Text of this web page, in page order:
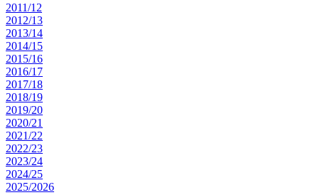
2011/12
2012/13
2013/14
2014/15
2015/16
2016/17
2017/18
2018/19
2019/20
2020/21
2021/22
2022/23
2023/24
2024/25
2025/2026